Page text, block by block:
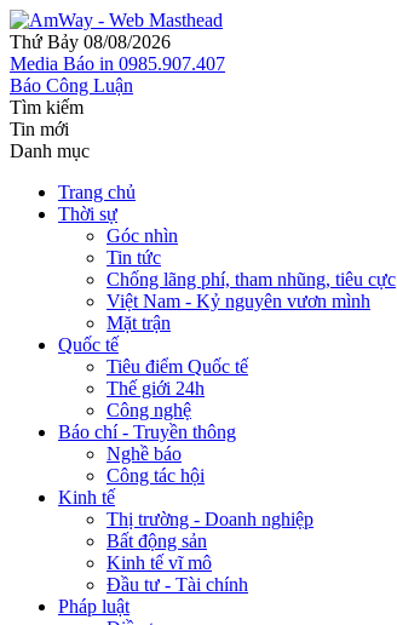
Thứ Bảy 08/08/2026
Media Báo in 0985.907.407
Báo Công Luận
Tìm kiếm
Tin mới
Danh mục
Trang chủ
Thời sự
Góc nhìn
Tin tức
Chống lãng phí, tham nhũng, tiêu cực
Việt Nam - Kỷ nguyên vươn mình
Mặt trận
Quốc tế
Tiêu điểm Quốc tế
Thế giới 24h
Công nghệ
Báo chí - Truyền thông
Nghề báo
Công tác hội
Kinh tế
Thị trường - Doanh nghiệp
Bất động sản
Kinh tế vĩ mô
Đầu tư - Tài chính
Pháp luật